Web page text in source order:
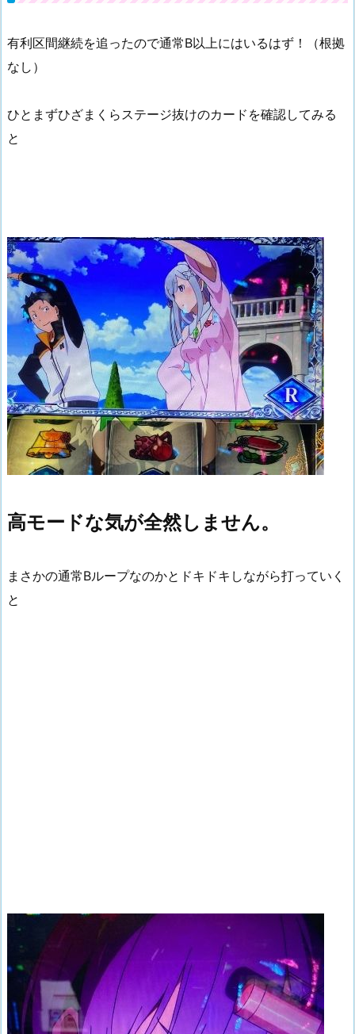
有利区間継続を追ったので通常B以上にはいるはず！（根拠
なし）
ひとまずひざまくらステージ抜けのカードを確認してみる
と
高モードな気が全然しません。
まさかの通常Bループなのかとドキドキしながら打っていく
と